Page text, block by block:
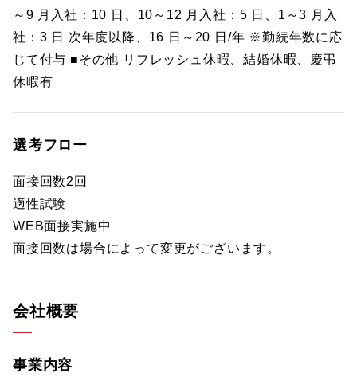
～9 月入社：10 日、10～12 月入社：5 日、1～3 月入
社：3 日 次年度以降、16 日～20 日/年 ※勤続年数に応
じて付与 ■その他 リフレッシュ休暇、結婚休暇、慶弔
休暇有
選考フロー
面接回数2回
適性試験
WEB面接実施中
面接回数は場合によって変更がございます。
会社概要
事業内容